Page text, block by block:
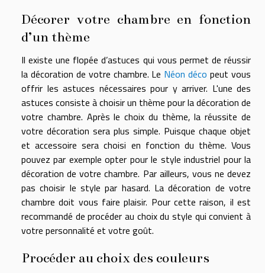
Décorer votre chambre en fonction
d’un thème
Il existe une flopée d’astuces qui vous permet de réussir
la décoration de votre chambre. Le Néon déco peut vous
offrir les astuces nécessaires pour y arriver. L'une des
astuces consiste à choisir un thème pour la décoration de
votre chambre. Après le choix du thème, la réussite de
votre décoration sera plus simple. Puisque chaque objet
et accessoire sera choisi en fonction du thème. Vous
pouvez par exemple opter pour le style industriel pour la
décoration de votre chambre. Par ailleurs, vous ne devez
pas choisir le style par hasard. La décoration de votre
chambre doit vous faire plaisir. Pour cette raison, il est
recommandé de procéder au choix du style qui convient à
votre personnalité et votre goût.
Procéder au choix des couleurs